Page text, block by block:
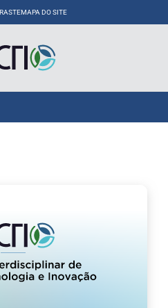
MAPA DO SITE